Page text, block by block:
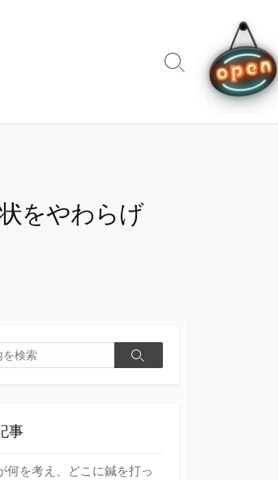
検
をやわらげ
検
事
何を考え、どこに鍼を打っ